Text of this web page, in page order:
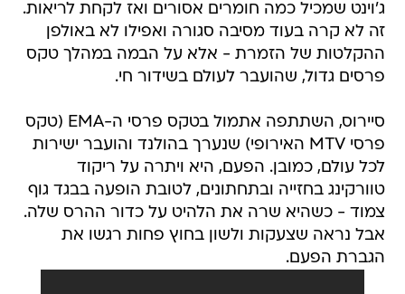
ג'וינט שמכיל כמה חומרים אסורים ואז לקחת לריאות.
זה לא קרה בעוד מסיבה סגורה ואפילו לא באולפן
ההקלטות של הזמרת - אלא על הבמה במהלך טקס
פרסים גדול, שהועבר לעולם בשידור חי.
סיירוס, השתתפה אתמול בטקס פרסי ה-EMA (טקס
פרסי MTV האירופי) שנערך בהולנד והועבר ישירות
לכל עולם, כמובן. הפעם, היא ויתרה על ריקוד
טוורקינג בחזייה ובתחתונים, לטובת הופעה בבגד גוף
צמוד - כשהיא שרה את הלהיט על כדור ההרס שלה.
אבל נראה שצעקות ולשון בחוץ פחות רגשו את
הגברת הפעם.